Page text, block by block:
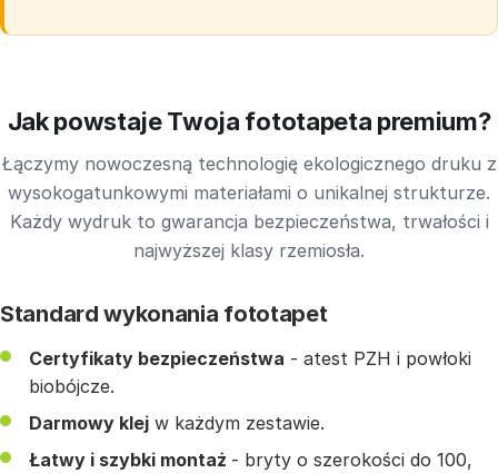
Jak powstaje Twoja fototapeta premium?
Łączymy nowoczesną technologię ekologicznego druku z
wysokogatunkowymi materiałami o unikalnej strukturze.
Każdy wydruk to gwarancja bezpieczeństwa, trwałości i
najwyższej klasy rzemiosła.
Standard wykonania fototapet
Certyfikaty bezpieczeństwa - atest PZH i powłoki
biobójcze.
Darmowy klej w każdym zestawie.
Łatwy i szybki montaż - bryty o szerokości do 100,